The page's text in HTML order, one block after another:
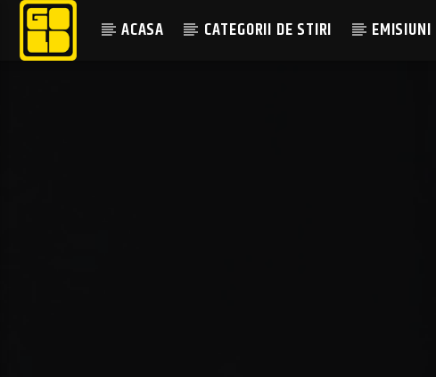
ACASA CATEGORII DE STIRI EMISIUNI